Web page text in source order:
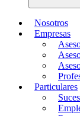
Nosotros
Empresas
Particulares